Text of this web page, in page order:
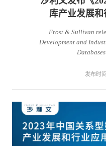
行业研究
市场动态
双碳新能源
资本市场顾问服务
传媒中心
库产业发展
Frost & Sullivan
Development and
发布时